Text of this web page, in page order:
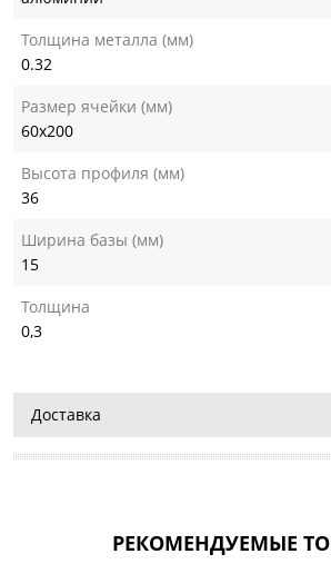
Толщина металла (мм)
0.32
Размер ячейки (мм)
60х200
Высота профиля (мм)
36
Ширина базы (мм)
15
Толщина
0,3
Доставка
РЕКОМЕНДУЕМЫЕ